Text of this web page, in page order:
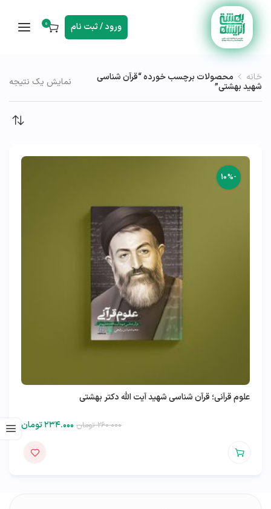
ورود / ثبت نام 0
خانه محصولات برچسب خورده “قرآن شناسی
شهید بهشتی” نمایش یک نتیجه
-10%
علوم قرآنی؛ قرآن شناسی شهید آیت الله دکتر بهشتی
۲۶۰.۰۰۰ تومان ۲۳۴.۰۰۰تومان